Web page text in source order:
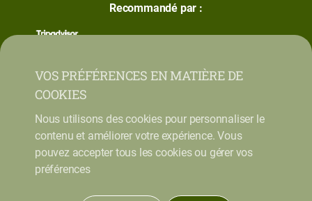
Recommandé par :
VOS PRÉFÉRENCES EN MATIÈRE DE
COOKIES
Nous utilisons des cookies pour personnaliser le
contenu et améliorer votre expérience. Vous
pouvez accepter tous les cookies ou gérer vos
préférences